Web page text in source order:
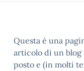
Questa è una
articolo di un blog
posto e (in molti